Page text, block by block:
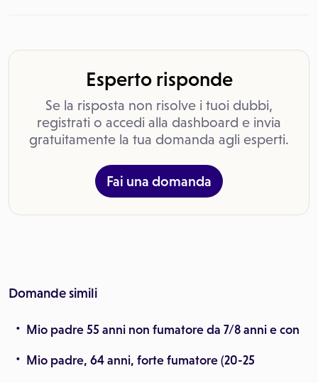
Esperto risponde
Se la risposta non risolve i tuoi dubbi,
registrati o accedi alla dashboard e invia
gratuitamente la tua domanda agli esperti.
Fai una domanda
Domande simili
Mio padre 55 anni non fumatore da 7/8 anni e con
Mio padre, 64 anni, forte fumatore (20-25